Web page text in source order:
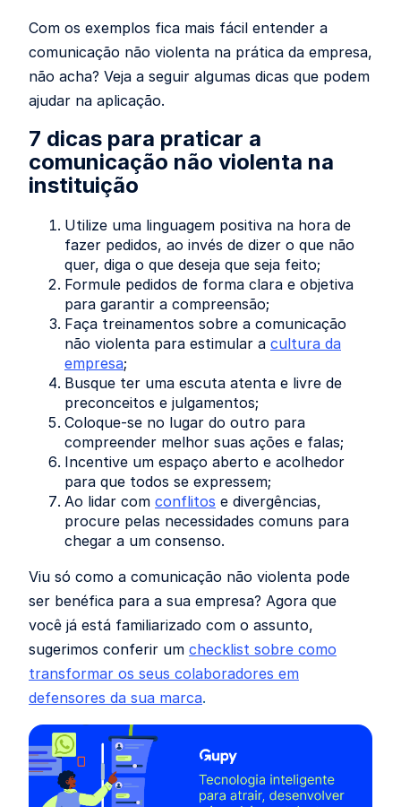
Com os exemplos fica mais fácil entender a
comunicação não violenta na prática da empresa,
não acha? Veja a seguir algumas dicas que podem
ajudar na aplicação.
7 dicas para praticar a
comunicação não violenta na
instituição
Utilize uma linguagem positiva na hora de
fazer pedidos, ao invés de dizer o que não
quer, diga o que deseja que seja feito;
Formule pedidos de forma clara e objetiva
para garantir a compreensão;
Faça treinamentos sobre a comunicação
não violenta para estimular a cultura da
empresa;
Busque ter uma escuta atenta e livre de
preconceitos e julgamentos;
Coloque-se no lugar do outro para
compreender melhor suas ações e falas;
Incentive um espaço aberto e acolhedor
para que todos se expressem;
Ao lidar com conflitos e divergências,
procure pelas necessidades comuns para
chegar a um consenso.
Viu só como a comunicação não violenta pode
ser benéfica para a sua empresa? Agora que
você já está familiarizado com o assunto,
sugerimos conferir um checklist sobre como
transformar os seus colaboradores em
defensores da sua marca.